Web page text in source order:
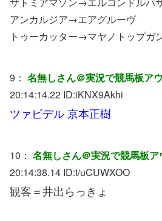
アンカルジア→エアグルーヴ
トゥーカッター→マヤノトップガ
9： 名無しさん＠実況で競馬板ア
20:14:14.22 ID:iKNX9Akhi
ツァビデル 京本正樹
10： 名無しさん＠実況で競馬板ア
20:14:38.14 ID:t/uCUWXOO
観客＝井出らっきょ